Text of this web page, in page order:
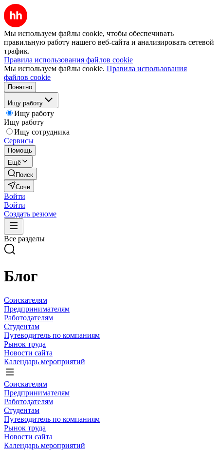
Мы используем файлы cookie, чтобы обеспечивать
правильную работу нашего веб-сайта и анализировать сетевой
трафик.
Правила использования файлов cookie
Мы используем файлы cookie. Правила использования
файлов cookie
Понятно
Ищу работу
Ищу работу
Ищу работу
Ищу сотрудника
Сервисы
Помощь
Ещё
Поиск
Сочи
Войти
Войти
Создать резюме
Все разделы
Блог
Соискателям
Предпринимателям
Работодателям
Студентам
Путеводитель по компаниям
Рынок труда
Новости сайта
Календарь мероприятий
Соискателям
Предпринимателям
Работодателям
Студентам
Путеводитель по компаниям
Рынок труда
Новости сайта
Календарь мероприятий